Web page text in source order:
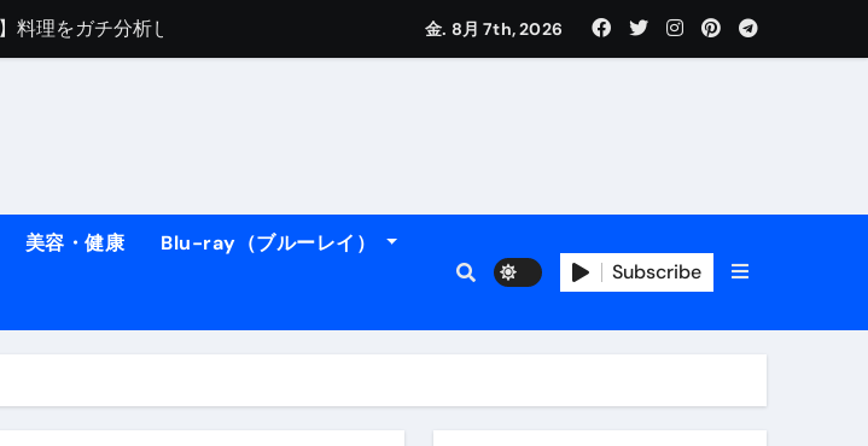
が見たら、一瞬で現実に引き戻されるデータです。
身#shorts
南イタリアの楽園・ポジターノ＆アマルフィ海岸へ！
トラブル回避のリアルな裏技アド
金. 8月 7th, 2026
美容・健康 Blu-ray（ブルーレイ）
Subscribe